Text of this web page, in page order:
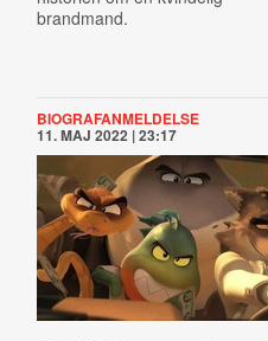
brandmand.
BIOGRAFANMELDELSE
11. MAJ 2022 | 23:17